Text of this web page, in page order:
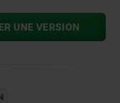
UNE VERSION